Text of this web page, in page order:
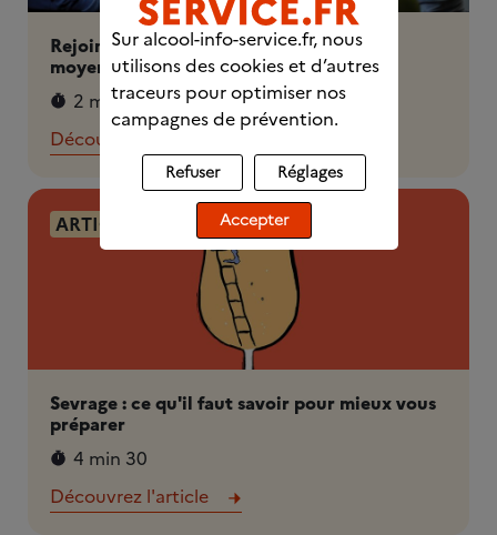
Rejoindre un groupe d'entraide : un bon
moyen de partager vos difficultés
2 min 30
Découvrez l'article
ARTICLE
Sevrage : ce qu'il faut savoir pour mieux vous
préparer
4 min 30
Découvrez l'article
Sur alcool-info-service.fr, nous
utilisons des cookies et d’autres
traceurs pour optimiser nos
campagnes de prévention.
Refuser Réglages
Accepter